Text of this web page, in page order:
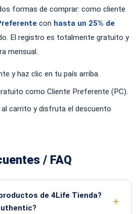
formas de comprar: como cliente
con hasta un 25% de
El registro es totalmente gratuito y
mensual.
y haz clic en tu país arriba.
como Cliente Preferente (PC).
carrito y disfruta el descuento
/ FAQ
de 4Life Tienda?